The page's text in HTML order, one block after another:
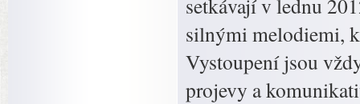
setkávají v lednu
silnými melodiemi,
Vystoupení jsou
projevy a